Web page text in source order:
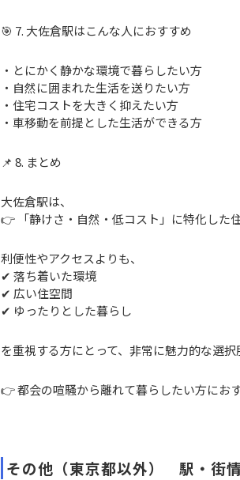
🎯 7. 大佐倉駅はこんな人におすすめ
・とにかく静かな環境で暮らしたい方
・自然に囲まれた生活を送りたい方
・住宅コストを大きく抑えたい方
・車移動を前提とした生活ができる方
📌 8. まとめ
大佐倉駅は、
👉 「静けさ・自然・低コスト」に特化した
利便性やアクセスよりも、
✔ 落ち着いた環境
✔ 広い住空間
✔ ゆったりとした暮らし
を重視する方にとって、非常に魅力的な選
👉 都会の喧騒から離れて暮らしたい方にお
その他（東京都以外） 駅・街